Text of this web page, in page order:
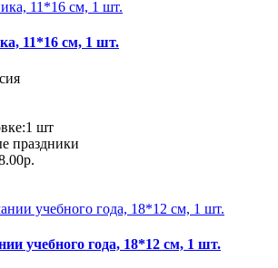
11*16 см, 1 шт.
1 шт
праздники
учебного года, 18*12 см, 1 шт.